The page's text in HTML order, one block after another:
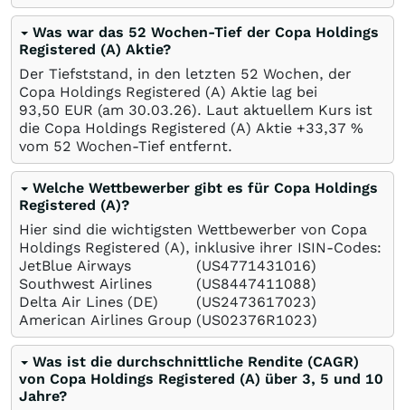
Was war das 52 Wochen-Tief der Copa Holdings
Registered (A) Aktie?
Der Tiefststand, in den letzten 52 Wochen, der
Copa Holdings Registered (A) Aktie lag bei
93,50 EUR (am 30.03.26). Laut aktuellem Kurs ist
die Copa Holdings Registered (A) Aktie +33,37 %
vom 52 Wochen-Tief entfernt.
Welche Wettbewerber gibt es für Copa Holdings
Registered (A)?
Hier sind die wichtigsten Wettbewerber von Copa
Holdings Registered (A), inklusive ihrer ISIN-Codes:
JetBlue Airways
(US4771431016)
Southwest Airlines
(US8447411088)
Delta Air Lines (DE)
(US2473617023)
American Airlines Group (US02376R1023)
Was ist die durchschnittliche Rendite (CAGR)
von Copa Holdings Registered (A) über 3, 5 und 10
Jahre?